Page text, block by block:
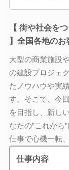
【 街や社会を
】全国各地のお
大型の商業施設
の建設プロジェ
たノウハウや実
す。そこで、今
を目指し、新し
なたの”これから
仕事で心機一転
仕事内容